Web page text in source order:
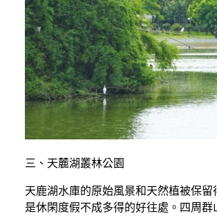
三、天麓湖叢林公園
天鹿湖水庫的原始風景和天然植被保留
是休閑度假不成多得的好往處。四周群